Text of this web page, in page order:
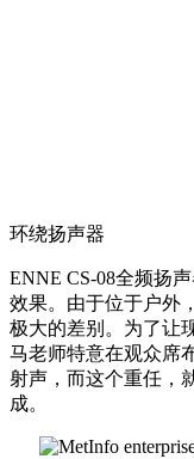
环绕扬声器
ENNE CS-08全频扬
效果。由于位于户外
极大的差别。为了让
马老师特意在观众席
射声，而这个重任，
成。